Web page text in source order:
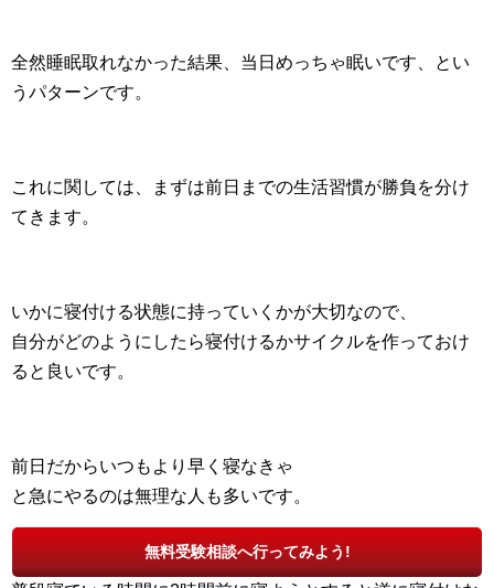
全然睡眠取れなかった結果、当日めっちゃ眠いです、とい
うパターンです。
これに関しては、まずは前日までの生活習慣が勝負を分け
てきます。
いかに寝付ける状態に持っていくかが大切なので、
自分がどのようにしたら寝付けるかサイクルを作っておけ
ると良いです。
前日だからいつもより早く寝なきゃ
と急にやるのは無理な人も多いです。
無料受験相談へ行ってみよう!